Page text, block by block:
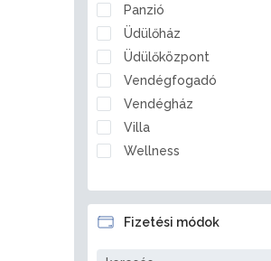
Alsóörs
Apaj
Apostag
Ásotthalom
Aszód
Bábolna
Babót
Badacsonytördemic
Panzió
Üdülőház
Üdülőközpont
Vendégfogadó
Vendégház
Villa
Wellness
Fizetési módok